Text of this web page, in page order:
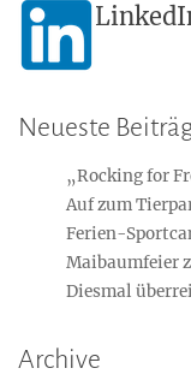
Neueste
„Rocking for
Auf zum
Ferien-
Maibaumfeier
Diesmal
Archive